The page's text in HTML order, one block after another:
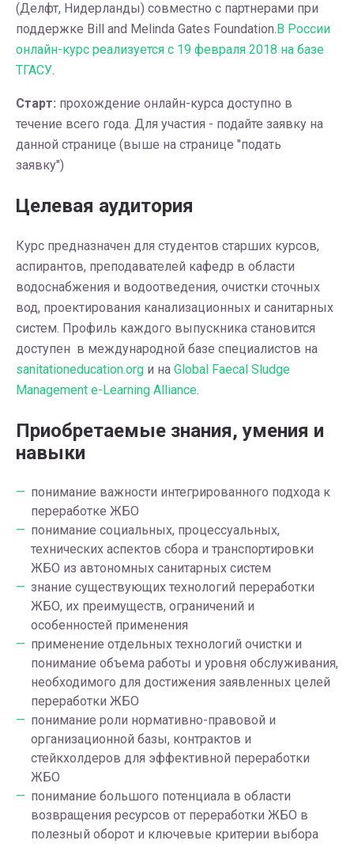
(Делфт, Нидерланды) совместно с партнерами при
поддержке Bill and Melinda Gates Foundation.В России
онлайн-курс реализуется с 19 февраля 2018 на базе
ТГАСУ.
Старт: прохождение онлайн-курса доступно в
течение всего года. Для участия - подайте заявку на
данной странице (выше на странице "подать
заявку")
Целевая аудитория
Курс предназначен для студентов старших курсов,
аспирантов, преподавателей кафедр в области
водоснабжения и водоотведения, очистки сточных
вод, проектирования канализационных и санитарных
систем. Профиль каждого выпускника становится
доступен в международной базе специалистов на
sanitationeducation.org и на Global Faecal Sludge
Management e-Learning Alliance.
Приобретаемые знания, умения и
навыки
понимание важности интегрированного подхода к
переработке ЖБО
понимание социальных, процессуальных,
технических аспектов сбора и транспортировки
ЖБО из автономных санитарных систем
знание существующих технологий переработки
ЖБО, их преимуществ, ограничений и
особенностей применения
применение отдельных технологий очистки и
понимание объема работы и уровня обслуживания,
необходимого для достижения заявленных целей
переработки ЖБО
понимание роли нормативно-правовой и
организационной базы, контрактов и
стейкхолдеров для эффективной переработки
ЖБО
понимание большого потенциала в области
возвращения ресурсов от переработки ЖБО в
полезный оборот и ключевые критерии выбора